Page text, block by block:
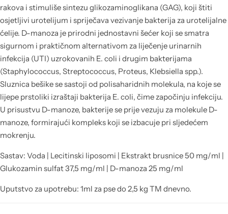
rakova i stimuliše sintezu glikozaminoglikana (GAG), koji štiti
osjetljivi urotelijum i spriječava vezivanje bakterija za urotelijalne
ćelije. D-manoza je prirodni jednostavni šećer koji se smatra
sigurnom i praktičnom alternativom za liječenje urinarnih
infekcija (UTI) uzrokovanih E. coli i drugim bakterijama
(Staphylococcus, Streptococcus, Proteus, Klebsiella spp.).
Sluznica bešike se sastoji od polisaharidnih molekula, na koje se
lijepe prstoliki izraštaji bakterija E. coli, čime započinju infekciju.
U prisustvu D-manoze, bakterije se prije vezuju za molekule D-
manoze, formirajući kompleks koji se izbacuje pri sljedećem
mokrenju.
Sastav: Voda | Lecitinski liposomi | Ekstrakt brusnice 50 mg/ml |
Glukozamin sulfat 37,5 mg/ml | D-manoza 25 mg/ml
Uputstvo za upotrebu: 1ml za pse do 2,5 kg TM dnevno.